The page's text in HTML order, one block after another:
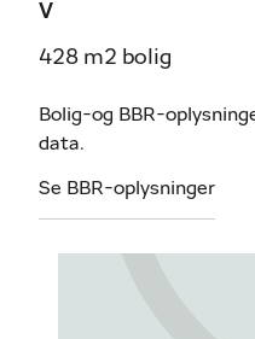
V
428 m2 bolig
Bolig-og BBR-
data.
Se BBR-oplysninger